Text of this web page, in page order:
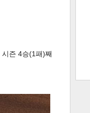
사 하기 보기
즌 4승(1패)째